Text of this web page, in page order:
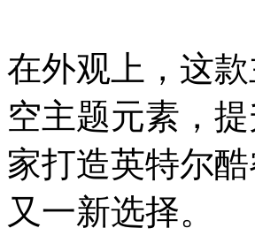
在外观上，这
空主题元素，
家打造英特尔
又一新选择。